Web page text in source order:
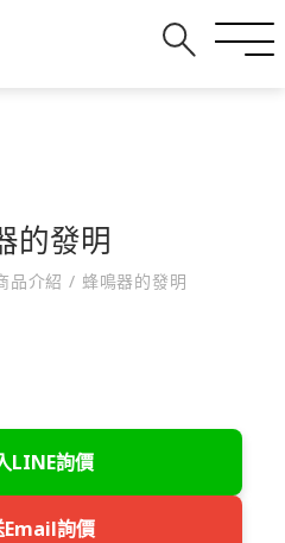
的發明
品介紹/ 蜂鳴器的發明
LINE詢價
Email詢價